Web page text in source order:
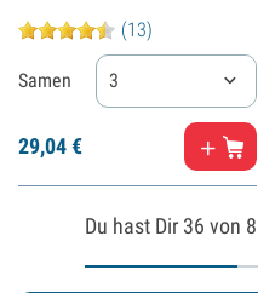
(13)
Samen 3
29,04€
Du hast Dir 36 von